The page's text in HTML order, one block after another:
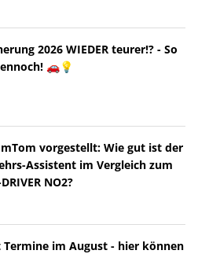
2026 WIEDER teurer!? - So
🚗💡
vorgestellt: Wie gut ist der
Assistent im Vergleich zum
NO2?
im August - hier können